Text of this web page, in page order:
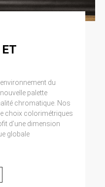
du
palette
chromatique. Nos
choix colorimétriques
d’une dimension
globale